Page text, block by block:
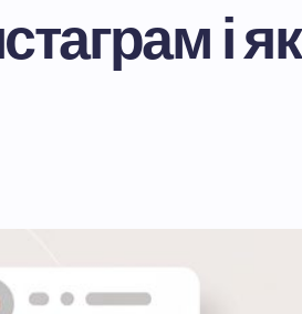
і як